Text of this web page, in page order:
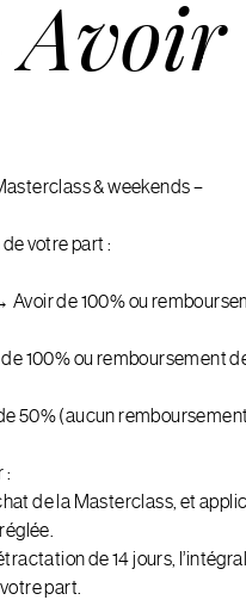
Avoir
& weekends –
votre part :
Avoir de 100% ou
100% ou remboursement
50% (aucun
:
de la Masterclass, et
de 14 jours,
part.